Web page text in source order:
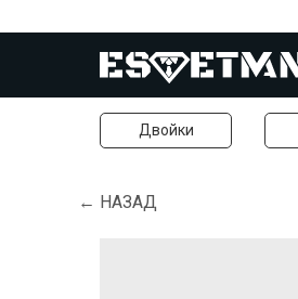
Двойки
← НАЗАД